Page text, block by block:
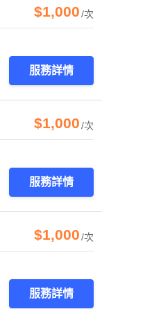
$1,000/次
服務詳情
$1,000/次
服務詳情
$1,000/次
服務詳情